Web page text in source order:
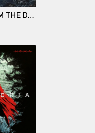
ON WATER - FROM THE DEPTHS...